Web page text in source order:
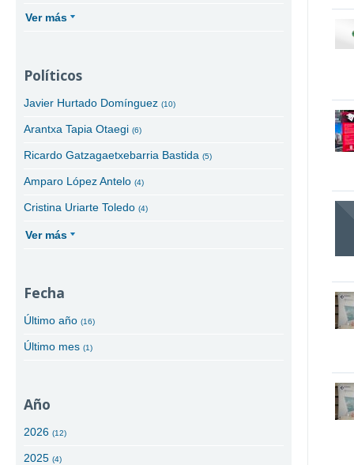
Ver más
Políticos
Javier Hurtado Domínguez(10)
Arantxa Tapia Otaegi(6)
Ricardo Gatzagaetxebarria Bastida(5)
Amparo López Antelo(4)
Cristina Uriarte Toledo(4)
Ver más
Fecha
Último año(16)
Último mes(1)
Año
2026(12)
2025(4)